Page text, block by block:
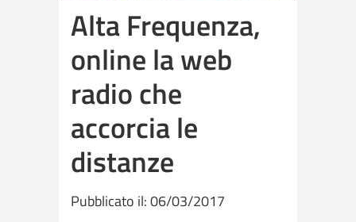
Alta Frequenza,
online la web
radio che
accorcia le
distanze
Pubblicato il: 06/03/2017